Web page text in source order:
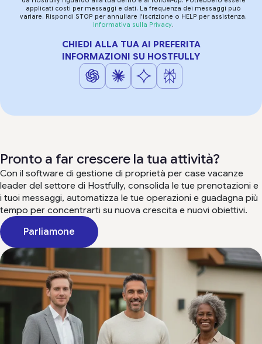
applicati costi per messaggi e dati. La frequenza dei messaggi può
variare. Rispondi STOP per annullare l'iscrizione o HELP per assistenza.
Informativa sulla Privacy.
CHIEDI ALLA TUA AI PREFERITA
INFORMAZIONI SU HOSTFULLY
Pronto a far crescere la tua attività?
Con il software di gestione di proprietà per case vacanze
leader del settore di Hostfully, consolida le tue prenotazioni e
i tuoi messaggi, automatizza le tue operazioni e guadagna più
tempo per concentrarti su nuova crescita e nuovi obiettivi.
Parliamone